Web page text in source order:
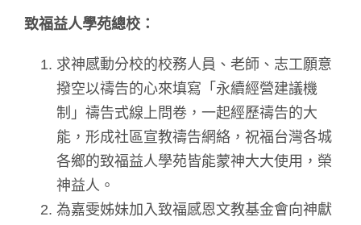
致福益人學苑總校：
求神感動分校的校務人員、老師、志工願意
撥空以禱告的心來填寫「永續經營建議機
制」禱告式線上問卷，一起經歷禱告的大
能，形成社區宣教禱告網絡，祝福台灣各城
各鄉的致福益人學苑皆能蒙神大大使用，榮
神益人。
為嘉雯姊妹加入致福感恩文教基金會向神獻